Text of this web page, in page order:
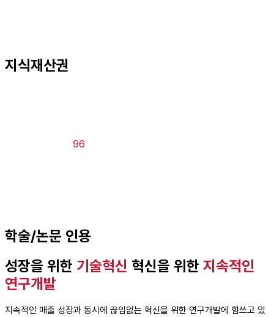
지식재산권
96
학술/논문 인용
성장을 위한 기술혁신 혁신을 위한 지속적인
연구개발
지속적인 매출 성장과 동시에 끊임없는 혁신을 위한 연구개발에 힘쓰고 있